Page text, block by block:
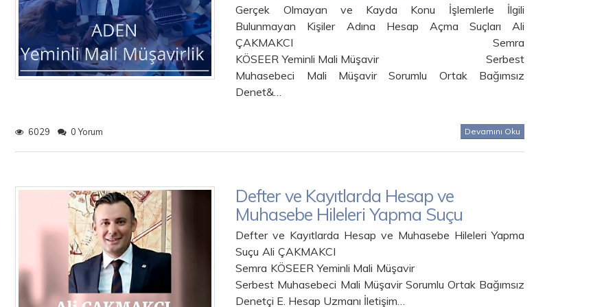
Gerçek Olmayan ve Kayda Konu İşlemlerle İlgili
Bulunmayan Kişiler Adına Hesap Açma Suçları Ali
ÇAKMAKCI Semra
KÖSEER Yeminli Mali Müşavir Serbest
Muhasebeci Mali Müşavir Sorumlu Ortak Bağımsız
Denet&…
6029 0 Yorum Devamını Oku
Defter ve Kayıtlarda Hesap ve
Muhasebe Hileleri Yapma Suçu
Defter ve Kayıtlarda Hesap ve Muhasebe Hileleri Yapma
Suçu Ali ÇAKMAKCI
Semra KÖSEER Yeminli Mali Müşavir
Serbest Muhasebeci Mali Müşavir Sorumlu Ortak Bağımsız
Denetçi E. Hesap Uzmanı İletişim…